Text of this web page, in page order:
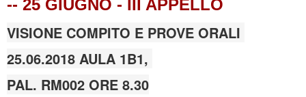
-- 25 GIUGNO - III APPELLO
VISIONE COMPITO E PROVE ORALI
25.06.2018 AULA 1B1,
PAL. RM002 ORE 8.30